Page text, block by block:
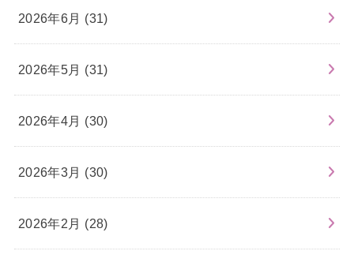
2026年6月 (31)
2026年5月 (31)
2026年4月 (30)
2026年3月 (30)
2026年2月 (28)